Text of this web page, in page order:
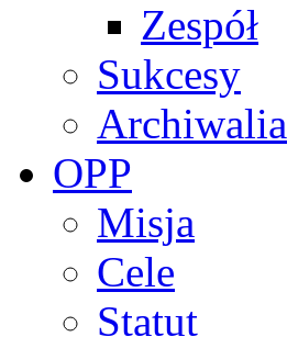
Zespół
Sukcesy
Archiwalia
OPP
Misja
Cele
Statut